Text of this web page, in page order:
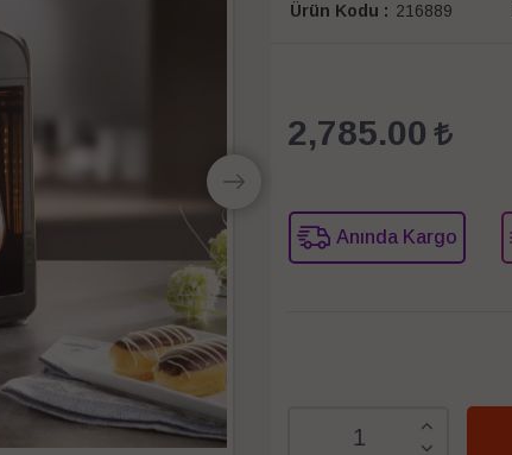
Ürün Kodu : 216889
2,785.00
Anında Kargo